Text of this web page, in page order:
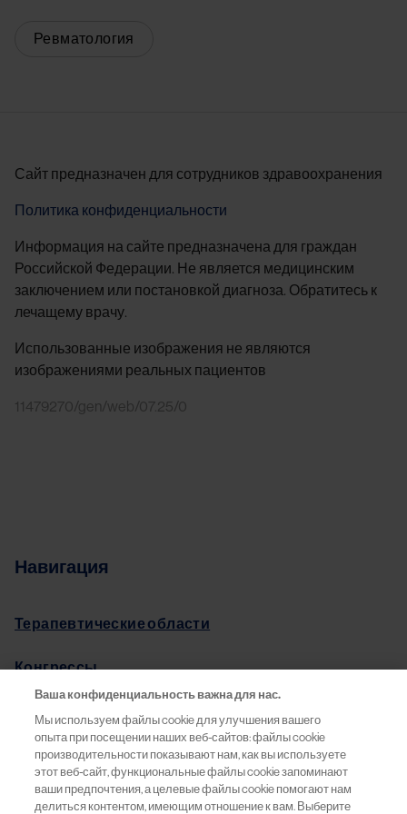
Ревматология
Сайт предназначен для сотрудников здравоохранения
Политика конфиденциальности
Информация на сайте предназначена для граждан
Российской Федерации. Не является медицинским
заключением или постановкой диагноза. Обратитесь к
лечащему врачу.
Использованные изображения не являются
изображениями реальных пациентов
11479270/gen/web/07.25/0
Навигация
Терапевтические области
Конгрессы
Информация о препаратах
Обратная связь
Ваша конфиденциальность важна для нас.
Мы используем файлы cookie для улучшения вашего
опыта при посещении наших веб-сайтов: файлы cookie
производительности показывают нам, как вы используете
этот веб-сайт, функциональные файлы cookie запоминают
ваши предпочтения, а целевые файлы cookie помогают нам
делиться контентом, имеющим отношение к вам. Выберите